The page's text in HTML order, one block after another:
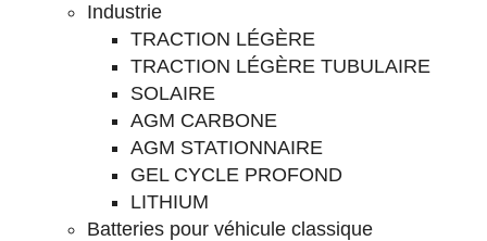
Industrie
TRACTION LÉGÈRE
TRACTION LÉGÈRE TUBULAIRE
SOLAIRE
AGM CARBONE
AGM STATIONNAIRE
GEL CYCLE PROFOND
LITHIUM
Batteries pour véhicule classique